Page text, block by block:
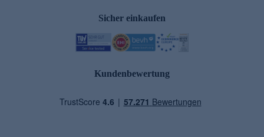
Sicher einkaufen
Kundenbewertung